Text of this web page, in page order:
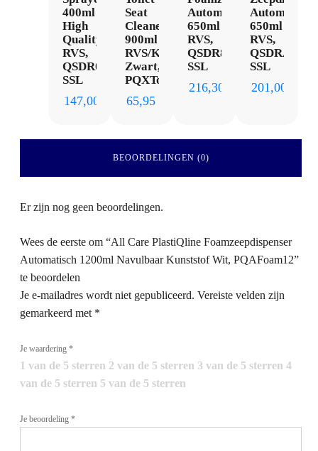
400ml
High
Quality
RVS,
QSDR04SHQ
SSL
147,00
Seat
Cleaner
900ml
RVS/Kunststof
Zwart,
PQXToilet9
65,95
Automatisch
650ml
RVS,
QSDR8AF
SSL
216,30
Automatisch
650ml
RVS,
QSDRA8
SSL
201,00
BEOORDELINGEN (0)
Er zijn nog geen beoordelingen.
Wees de eerste om “All Care PlastiQline Foamzeepdispenser
Automatisch 1200ml Navulbaar Kunststof Wit, PQAFoam12”
te beoordelen
Je e-mailadres wordt niet gepubliceerd. Vereiste velden zijn
gemarkeerd met *
Je waardering *
1 van de 5 sterren 2 van de 5 sterren 3 van de 5 sterren 4
van de 5 sterren 5 van de 5 sterren
Je beoordeling *